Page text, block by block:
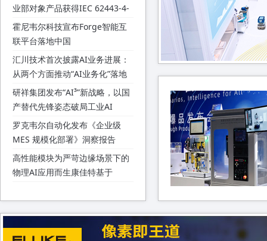
业部对象产品获得IEC 62443-4-
1认证
霍尼韦尔科技宣布Forge智能互
联平台落地中国
汇川技术首次披露AI业务进展：
从两个方面推动“AI业务化”落地
研祥集团发布“AI³”新战略，以国
产替代先锋姿态破局工业AI
罗克韦尔自动化发布《企业级
MES 规模化部署》洞察报告
高性能模块为严苛边缘场景下的
物理AI应用而生康佳特基于
处理器的COM-HPC Client
conga-HPC/cRX1模块 树立性能
新标杆
伴” LXS功能安全PLC 护航半导体
装备国产化
工信部：推动人形机器人、脑机
接口等新一代智能设备普及